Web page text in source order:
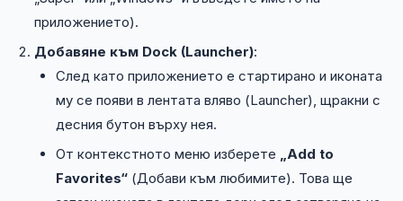
приложението).
Добавяне към Dock (Launcher):
След като приложението е стартирано и иконата
му се появи в лентата вляво (Launcher), щракни с
десния бутон върху нея.
От контекстното меню изберете „Add to
Favorites“ (Добави към любимите). Това ще